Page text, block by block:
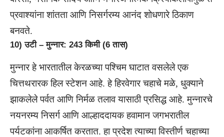
प्रवाश्यांना शांतता आणि निसर्गरम्य आनंद शोधणारे ठिकाण
बनवते.
10) उटी – मुन्नार: 243 किमी (6 तास)
मुन्नार हे भारतातील केरळच्या पश्चिम घाटात वसलेले एक
चित्तथरारक हिल स्टेशन आहे. हे हिरवेगार चहाचे मळे, धुक्याने
झाकलेले पर्वत आणि निर्मळ तलाव यासाठी प्रसिद्ध आहे. मुन्नारचे
नयनरम्य निसर्ग आणि आल्हाददायक हवामान जगभरातील
पर्यटकांना आकर्षित करतात. हा प्रदेश त्याच्या विस्तीर्ण चहाच्या